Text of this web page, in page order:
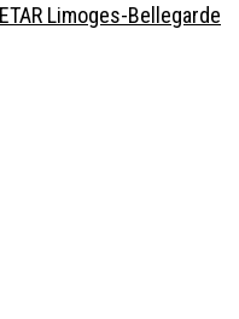
Limoges-Bellegarde